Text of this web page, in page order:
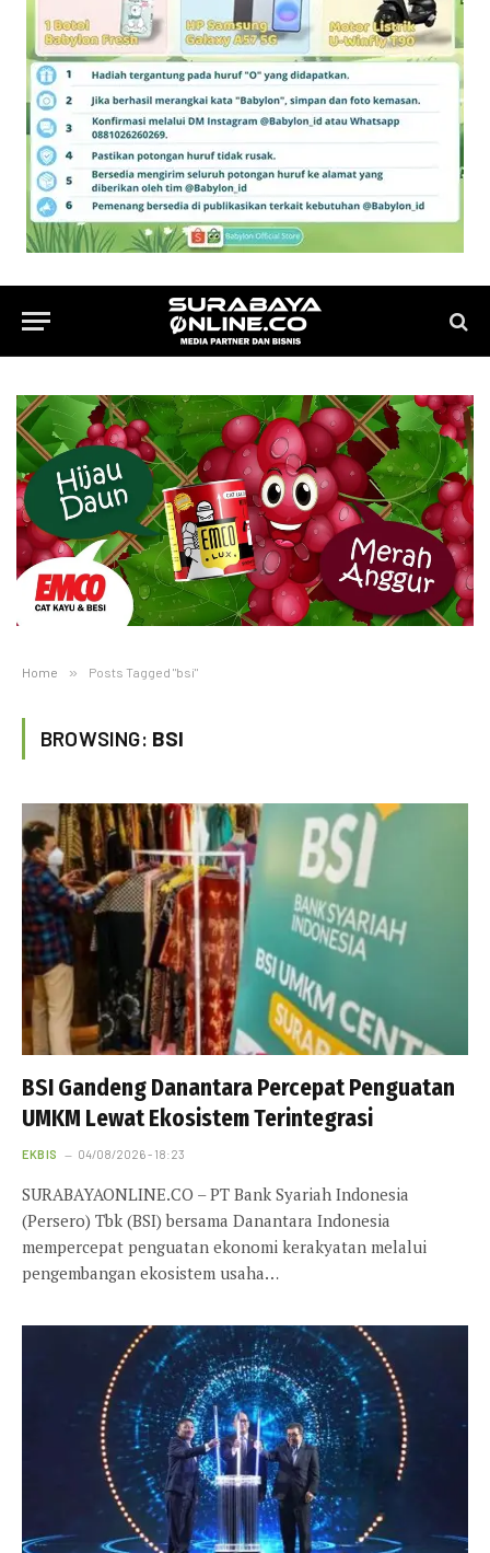
Home » Posts Tagged "bsi"
BROWSING: BSI
BSI Gandeng Danantara Percepat Penguatan
UMKM Lewat Ekosistem Terintegrasi
EKBIS 04/08/2026 - 18:23
SURABAYAONLINE.CO – PT Bank Syariah Indonesia
(Persero) Tbk (BSI) bersama Danantara Indonesia
mempercepat penguatan ekonomi kerakyatan melalui
pengembangan ekosistem usaha…